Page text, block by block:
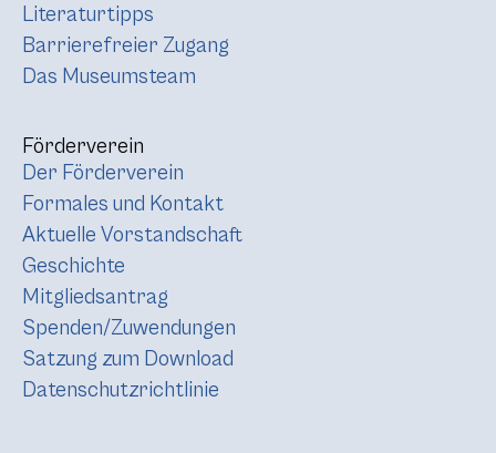
Literaturtipps
Barrierefreier Zugang
Das Museumsteam
Förderverein
Der Förderverein
Formales und Kontakt
Aktuelle Vorstandschaft
Geschichte
Mitgliedsantrag
Spenden/Zuwendungen
Satzung zum Download
Datenschutzrichtlinie